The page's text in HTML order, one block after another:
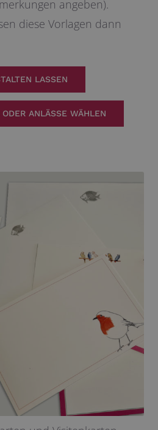
angeben).
diese Vorlagen dann
LASSEN
ANLÄSSE WÄHLEN